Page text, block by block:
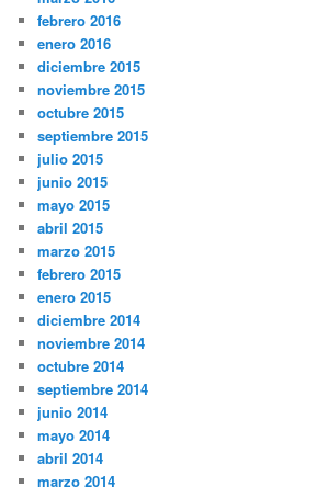
febrero 2016
enero 2016
diciembre 2015
noviembre 2015
octubre 2015
septiembre 2015
julio 2015
junio 2015
mayo 2015
abril 2015
marzo 2015
febrero 2015
enero 2015
diciembre 2014
noviembre 2014
octubre 2014
septiembre 2014
junio 2014
mayo 2014
abril 2014
marzo 2014